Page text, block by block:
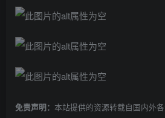
免责声明： 本站提供的资源转载自国内外